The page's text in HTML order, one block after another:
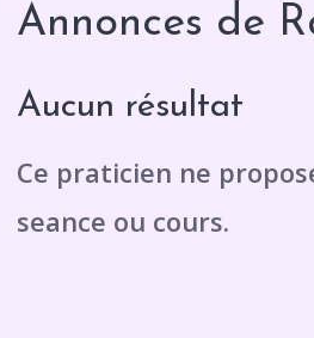
Annonces de
Aucun résultat